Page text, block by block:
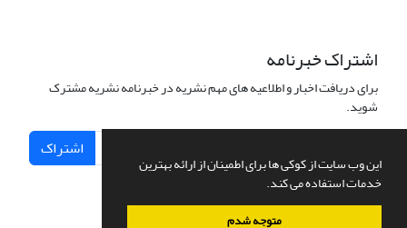
این وب سایت از کوکی ها برای اطمینان از ارائه بهترین
خدمات استفاده می کند.
متوجه شدم
اشتراک خبرنامه
برای دریافت اخبار و اطلاعیه های مهم نشریه در خبرنامه نشریه مشترک
شوید.
اشتراک